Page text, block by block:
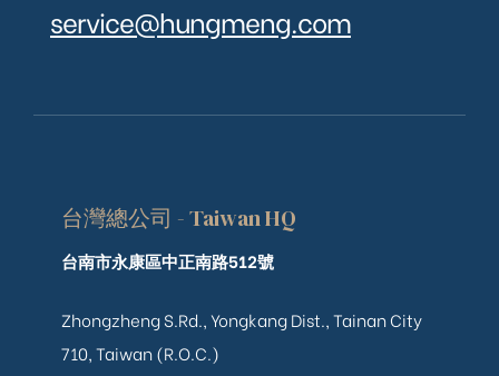
service@hungmeng.com
台灣總公司 - Taiwan HQ
台南市永康區中正南路512號
Zhongzheng S.Rd., Yongkang Dist., Tainan City
710, Taiwan (R.O.C.)